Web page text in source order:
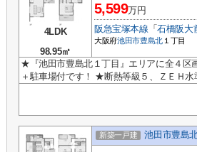
4LDK
98.95㎡
5,599万円
阪急宝塚本線 「石橋阪大
大阪府池田市豊島北１丁目
★『池田市豊島北１丁目』エリアに全４区
＋駐車場付です！ ★断熱等級５、ＺＥＨ
新築一戸建 池田市豊島